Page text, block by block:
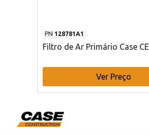
PN 128781A1
Filtro de Ar Primário Case CE
Ver Preço